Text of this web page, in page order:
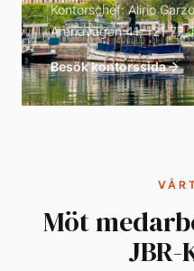
Kontorschef:Alirio
Arenavägen 41, 121 77
Besök kontorssida
Möt